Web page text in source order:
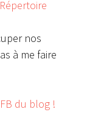
nos
à me faire
du blog !